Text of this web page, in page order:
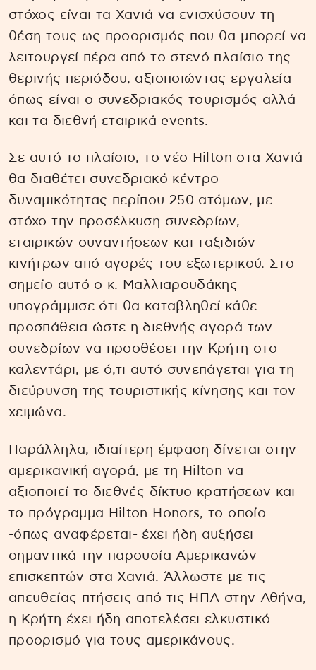
στόχος είναι τα Χανιά να ενισχύσουν τη
θέση τους ως προορισμός που θα μπορεί να
λειτουργεί πέρα από το στενό πλαίσιο της
θερινής περιόδου, αξιοποιώντας εργαλεία
όπως είναι ο συνεδριακός τουρισμός αλλά
και τα διεθνή εταιρικά events.
Σε αυτό το πλαίσιο, το νέο Hilton στα Χανιά
θα διαθέτει συνεδριακό κέντρο
δυναμικότητας περίπου 250 ατόμων, με
στόχο την προσέλκυση συνεδρίων,
εταιρικών συναντήσεων και ταξιδιών
κινήτρων από αγορές του εξωτερικού. Στο
σημείο αυτό ο κ. Μαλλιαρουδάκης
υπογράμμισε ότι θα καταβληθεί κάθε
προσπάθεια ώστε η διεθνής αγορά των
συνεδρίων να προσθέσει την Κρήτη στο
καλεντάρι, με ό,τι αυτό συνεπάγεται για τη
διεύρυνση της τουριστικής κίνησης και τον
χειμώνα.
Παράλληλα, ιδιαίτερη έμφαση δίνεται στην
αμερικανική αγορά, με τη Hilton να
αξιοποιεί το διεθνές δίκτυο κρατήσεων και
το πρόγραμμα Hilton Honors, το οποίο
-όπως αναφέρεται- έχει ήδη αυξήσει
σημαντικά την παρουσία Αμερικανών
επισκεπτών στα Χανιά. Άλλωστε με τις
απευθείας πτήσεις από τις ΗΠΑ στην Αθήνα,
η Κρήτη έχει ήδη αποτελέσει ελκυστικό
προορισμό για τους αμερικάνους.